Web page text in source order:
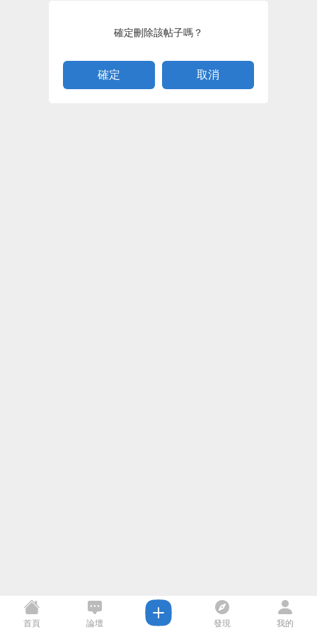
確定刪除該帖子嗎？
取消
首頁 論壇 發現 我的